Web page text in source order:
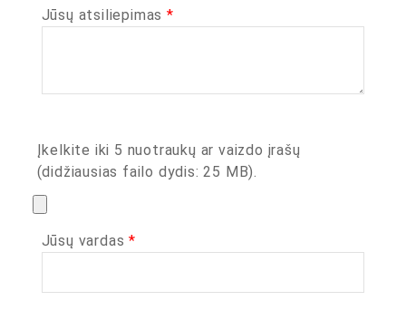
Jūsų atsiliepimas *
Įkelkite iki 5 nuotraukų ar vaizdo įrašų
(didžiausias failo dydis: 25 MB).
Jūsų vardas*